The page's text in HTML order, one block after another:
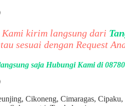
Kami kirim langsung dari
sesuai dengan Request
saja Hubungi Kami di
Cikoneng, Cimaragas, Cipaku,